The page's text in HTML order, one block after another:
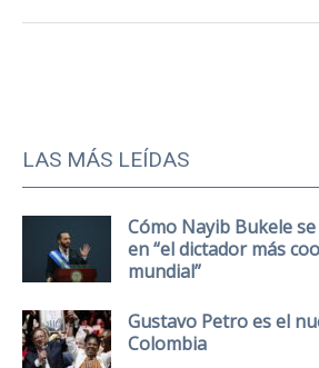
LAS MÁS LEÍDAS
Cómo Nayib Bukele
en “el dictador más
mundial”
Gustavo Petro es el
Colombia